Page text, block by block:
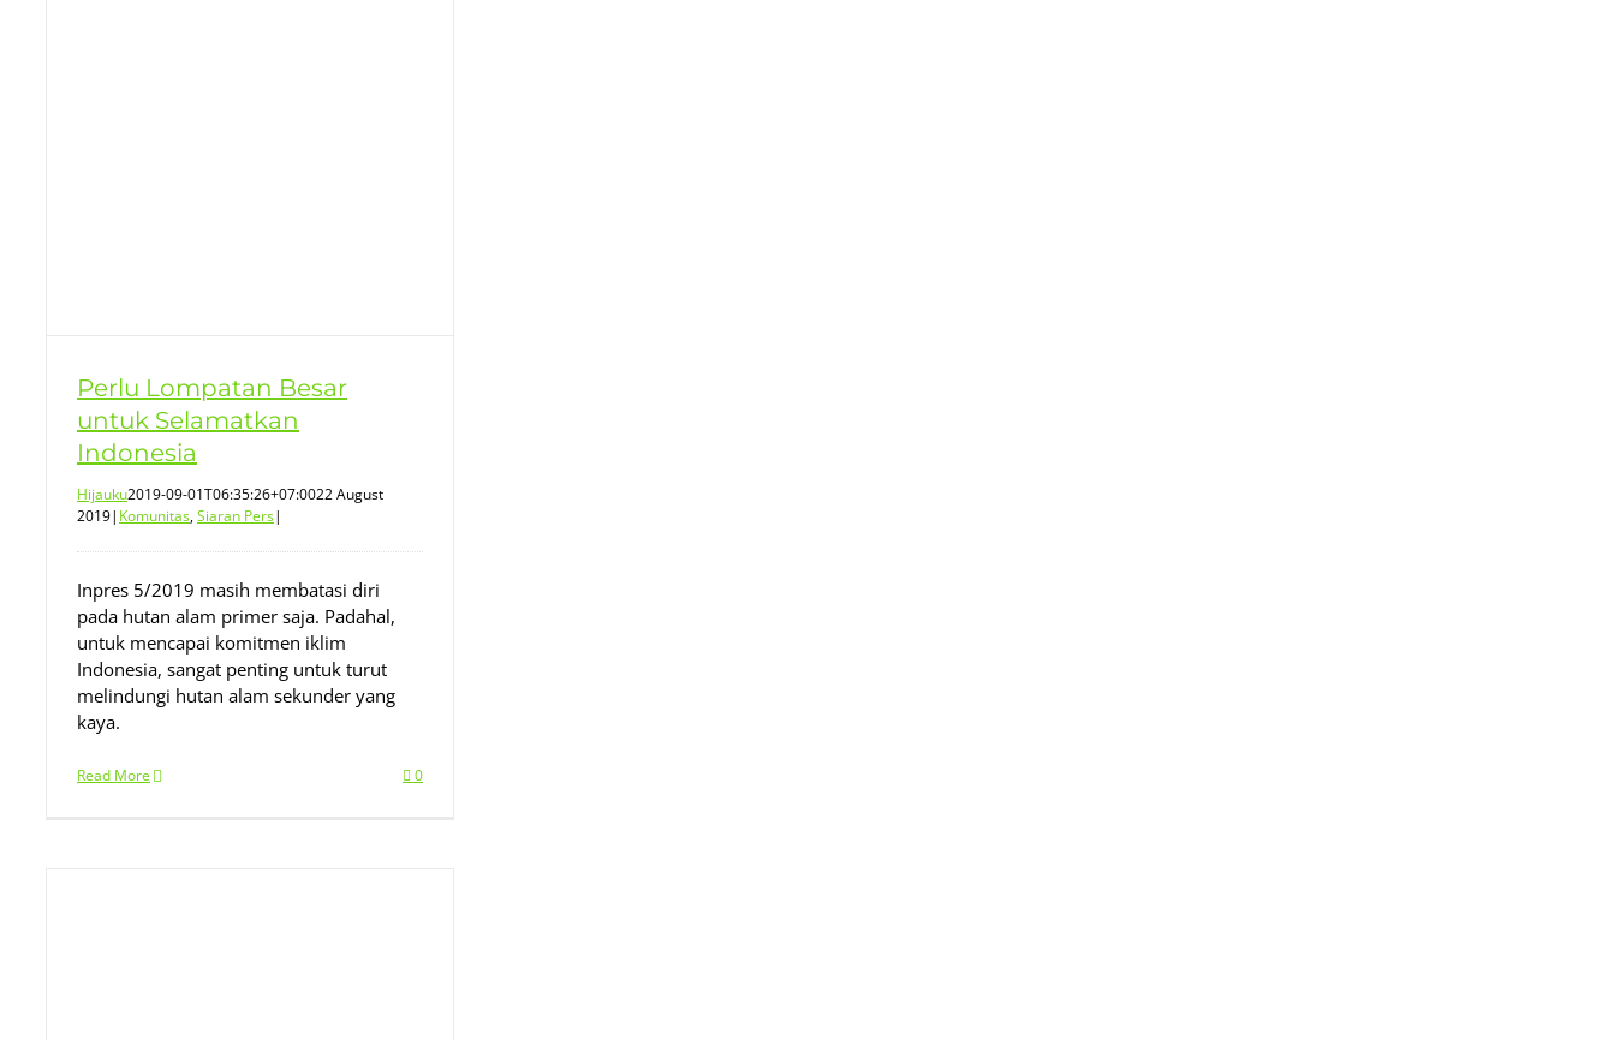
Perlu Lompatan Besar
untuk Selamatkan
Indonesia
Hijauku2019-09-01T06:35:26+07:0022 August
2019| Komunitas,Siaran Pers|
Inpres 5/2019 masih membatasi diri
pada hutan alam primer saja. Padahal,
untuk mencapai komitmen iklim
Indonesia, sangat penting untuk turut
melindungi hutan alam sekunder yang
kaya.
Read More 0